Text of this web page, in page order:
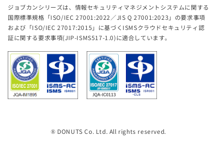
ジョブカンシリーズは、情報セキュリティマネジメントシステムに関する
国際標準規格「ISO/IEC 27001:2022／JIS Q 27001:2023」の要求事項
および「ISO/IEC 27017:2015」に基づくISMSクラウドセキュリティ認
証に関する要求事項(JIP-ISMS517-1.0)に適合しています。
® DONUTS Co. Ltd. All rights reserved.